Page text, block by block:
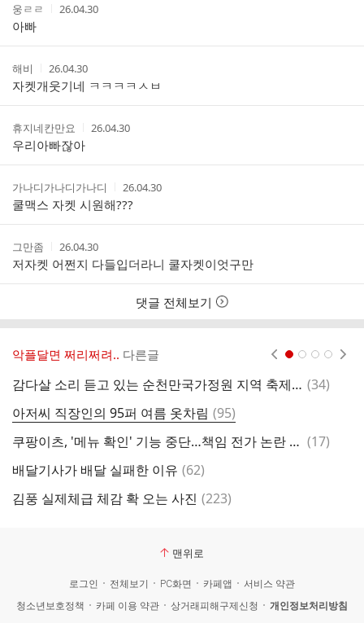
스
작
성
자
웅ㄹㄹ
작
간
26.04.30
아빠
작
성
자
해비
작
성
시
간
26.04.30
자켓개웃기네 ㅋㅋㅋㅋㅅㅂ
작
성
자
휴지네칸만요
작
간
26.04.30
우리아빠잖아
작
성
자
가나디가나디가나디
작
성
시
간
26.04.30
쿨맥스 자켓 시원해???
작
성
자
그만좀
작
성
시
간
26.04.30
저자켓 어쩐지 다들입더라니 쿨자켓이엇구만
댓글 전체보기
악플달면 쩌리쩌려.. 다른글
감다살 소리 듣고 있는 순천만국가정원 지역 축제 컨셉 댓
(34)
아저씨 직장인의 95퍼 여름 옷차림 댓
글
(95)
쿠팡이츠, '메뉴 확인' 기능 중단…책임 전가 논란 반복 댓
(17)
배달기사가 배달 실패한 이유 댓
(62)
김풍 실제체급 체감 확 오는 사진 댓
(223)
맨위로
로그인 전체보기 PC화면 카페앱
서비스 약관
청소년보호정책
카페 이용 약관 상거래피해구제신청 개인정보처리방침